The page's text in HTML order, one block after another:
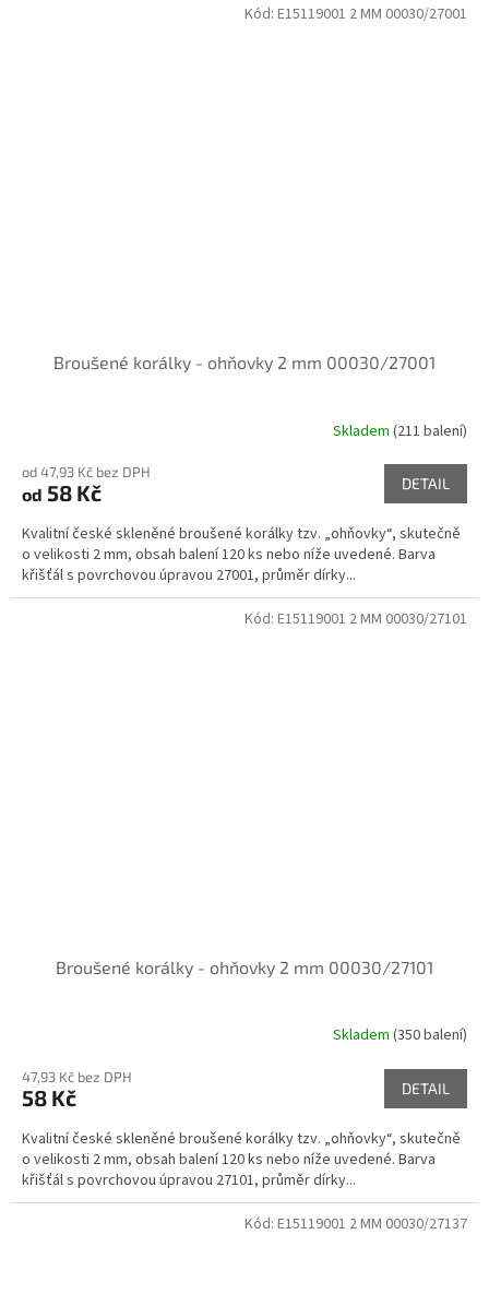
Broušené korálky - ohňovky 2 mm 00030/27001
Skladem (211 balení)
od 47,93 Kč bez DPH
od 58 Kč DETAIL
Kvalitní české skleněné broušené korálky tzv. „ohňovky“, skutečně
o velikosti 2 mm, obsah balení 120 ks nebo níže uvedené. Barva
křišťál s povrchovou úpravou 27001, průměr dírky...
Kód: E15119001 2 MM 00030/27001
Broušené korálky - ohňovky 2 mm 00030/27101
Skladem (350 balení)
47,93 Kč bez DPH
58 Kč DETAIL
Kvalitní české skleněné broušené korálky tzv. „ohňovky“, skutečně
o velikosti 2 mm, obsah balení 120 ks nebo níže uvedené. Barva
křišťál s povrchovou úpravou 27101, průměr dírky...
Kód: E15119001 2 MM 00030/27101
Kód: E15119001 2 MM 00030/27137